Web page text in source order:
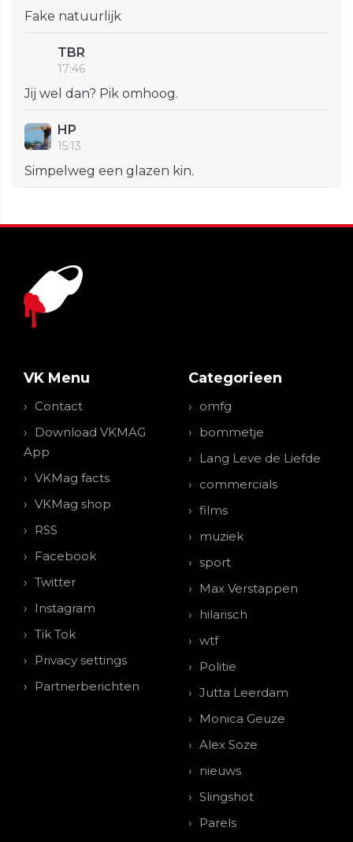
Fake natuurlijk
TBR
17:46
Jij wel dan? Pik omhoog.
HP
15:13
Simpelweg een glazen kin.
VK Menu
Contact
Download VKMAG
App
VKMag facts
VKMag shop
RSS
Facebook
Twitter
Instagram
Tik Tok
Privacy settings
Partnerberichten
Categorieen
omfg
bommetje
Lang Leve de Liefde
commercials
films
muziek
sport
Max Verstappen
hilarisch
wtf
Politie
Jutta Leerdam
Monica Geuze
Alex Soze
nieuws
Slingshot
Parels